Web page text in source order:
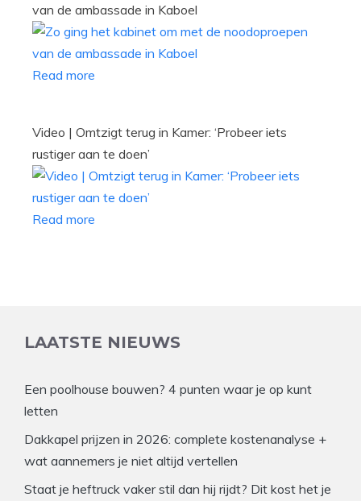
van de ambassade in Kaboel
Read more
Video | Omtzigt terug in Kamer: ‘Probeer iets
rustiger aan te doen’
Read more
LAATSTE NIEUWS
Een poolhouse bouwen? 4 punten waar je op kunt
letten
Dakkapel prijzen in 2026: complete kostenanalyse +
wat aannemers je niet altijd vertellen
Staat je heftruck vaker stil dan hij rijdt? Dit kost het je